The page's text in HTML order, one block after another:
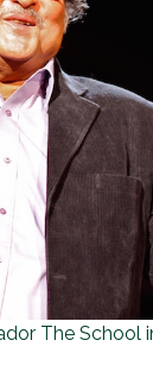
The School